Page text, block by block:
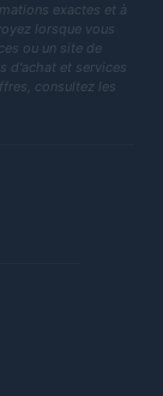
exactes et à
lorsque vous
ou un site de
d'achat et services
consultez les